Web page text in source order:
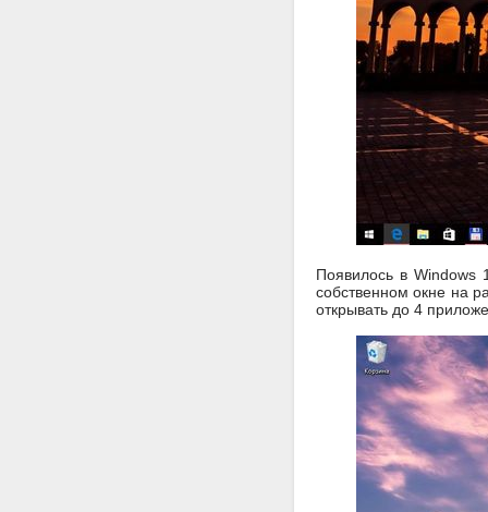
Появилось в Windows
собственном окне на
открывать до 4